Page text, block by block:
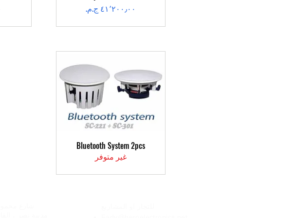
السعر
العرض السريع
Bluetooth System 2pcs
غير متوفر